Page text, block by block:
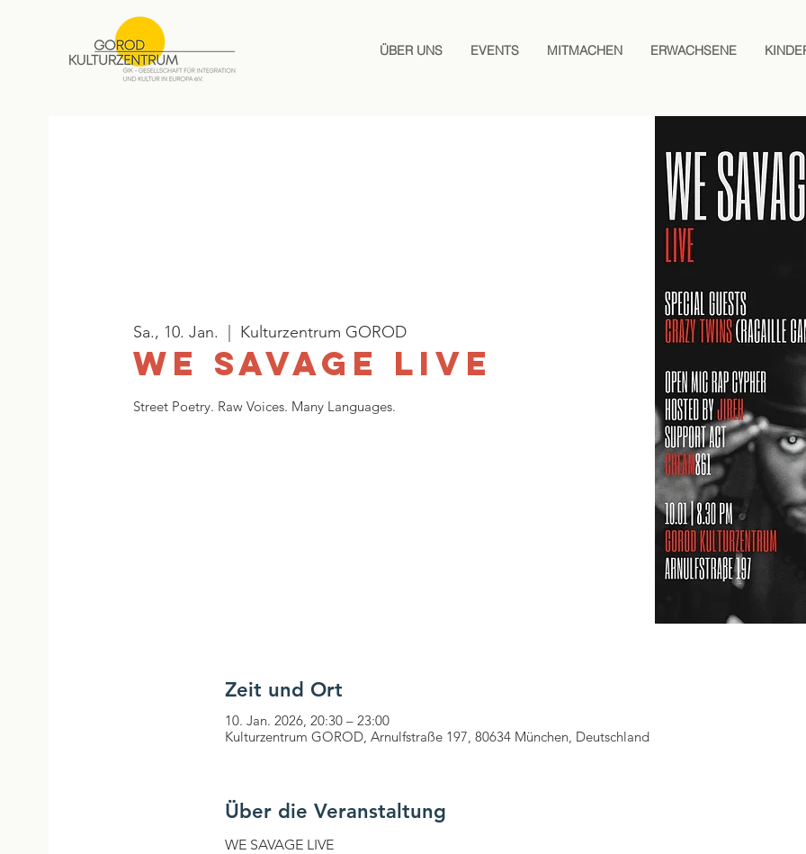
ÜBER UNS EVENTS MITMACHEN ERWACHSENE
Sa., 10. Jan. Kulturzentrum GOROD
WE SAVAGE LIVE
Street Poetry. Raw Voices. Many Languages.
Zeit und Ort
10. Jan. 2026, 20:30 – 23:00
Kulturzentrum GOROD, Arnulfstraße 197, 80634 München, Deutschland
Über die Veranstaltung
WE SAVAGE LIVE